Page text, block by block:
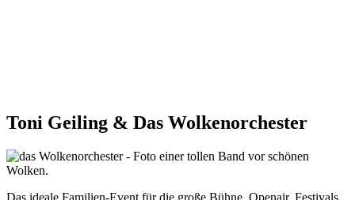
Toni Geiling & Das Wolkenorchester
Das ideale Familien-Event für die große Bühne, Openair, Festivals,